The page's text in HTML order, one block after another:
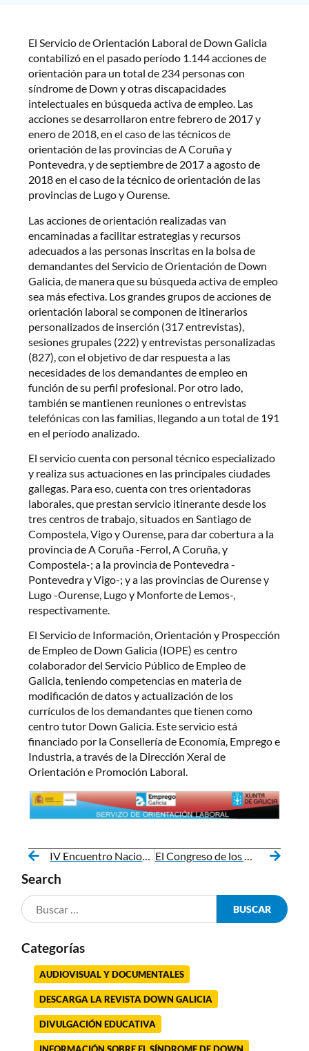
El Servicio de Orientación Laboral de Down Galicia
contabilizó en el pasado período 1.144 acciones de
orientación para un total de 234 personas con
síndrome de Down y otras discapacidades
intelectuales en búsqueda activa de empleo. Las
acciones se desarrollaron entre febrero de 2017 y
enero de 2018, en el caso de las técnicos de
orientación de las provincias de A Coruña y
Pontevedra, y de septiembre de 2017 a agosto de
2018 en el caso de la técnico de orientación de las
provincias de Lugo y Ourense.
Las acciones de orientación realizadas van
encaminadas a facilitar estrategias y recursos
adecuados a las personas inscritas en la bolsa de
demandantes del Servicio de Orientación de Down
Galicia, de manera que su búsqueda activa de empleo
sea más efectiva. Los grandes grupos de acciones de
orientación laboral se componen de itinerarios
personalizados de inserción (317 entrevistas),
sesiones grupales (222) y entrevistas personalizadas
(827), con el objetivo de dar respuesta a las
necesidades de los demandantes de empleo en
función de su perfil profesional. Por otro lado,
también se mantienen reuniones o entrevistas
telefónicas con las familias, llegando a un total de 191
en el período analizado.
El servicio cuenta con personal técnico especializado
y realiza sus actuaciones en las principales ciudades
gallegas. Para eso, cuenta con tres orientadoras
laborales, que prestan servicio itinerante desde los
tres centros de trabajo, situados en Santiago de
Compostela, Vigo y Ourense, para dar cobertura a la
provincia de A Coruña -Ferrol, A Coruña, y
Compostela-; a la provincia de Pontevedra -
Pontevedra y Vigo-; y a las provincias de Ourense y
Lugo -Ourense, Lugo y Monforte de Lemos-,
respectivamente.
El Servicio de Información, Orientación y Prospección
de Empleo de Down Galicia (IOPE) es centro
colaborador del Servicio Público de Empleo de
Galicia, teniendo competencias en materia de
modificación de datos y actualización de los
currículos de los demandantes que tienen como
centro tutor Down Galicia. Este servicio está
financiado por la Consellería de Economía, Emprego e
Industria, a través de la Dirección Xeral de
Orientación e Promoción Laboral.
IV Encuentro Nacional de Jóvenes de Down España: espacio de aprendizaje e intercambio de ideas El Congreso de los Diputados reconoce el derecho a votar de 100.000 personas con discapacidad intelectual
Search
Categorías
AUDIOVISUAL Y DOCUMENTALES
DESCARGA LA REVISTA DOWN GALICIA
DIVULGACIÓN EDUCATIVA